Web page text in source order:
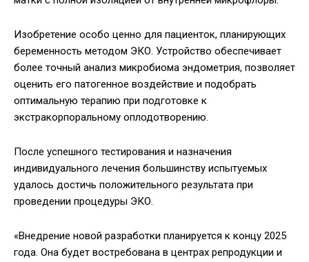
Изобретение особо ценно для пациенток, планирующих
беременность методом ЭКО. Устройство обеспечивает
более точный анализ микробиома эндометрия, позволяет
оценить его патогенное воздействие и подобрать
оптимальную терапию при подготовке к
экстракорпоральному оплодотворению.
После успешного тестирования и назначения
индивидуального лечения большинству испытуемых
удалось достичь положительного результата при
проведении процедуры ЭКО.
«Внедрение новой разработки планируется к концу 2025
года. Она будет востребована в центрах репродукции и